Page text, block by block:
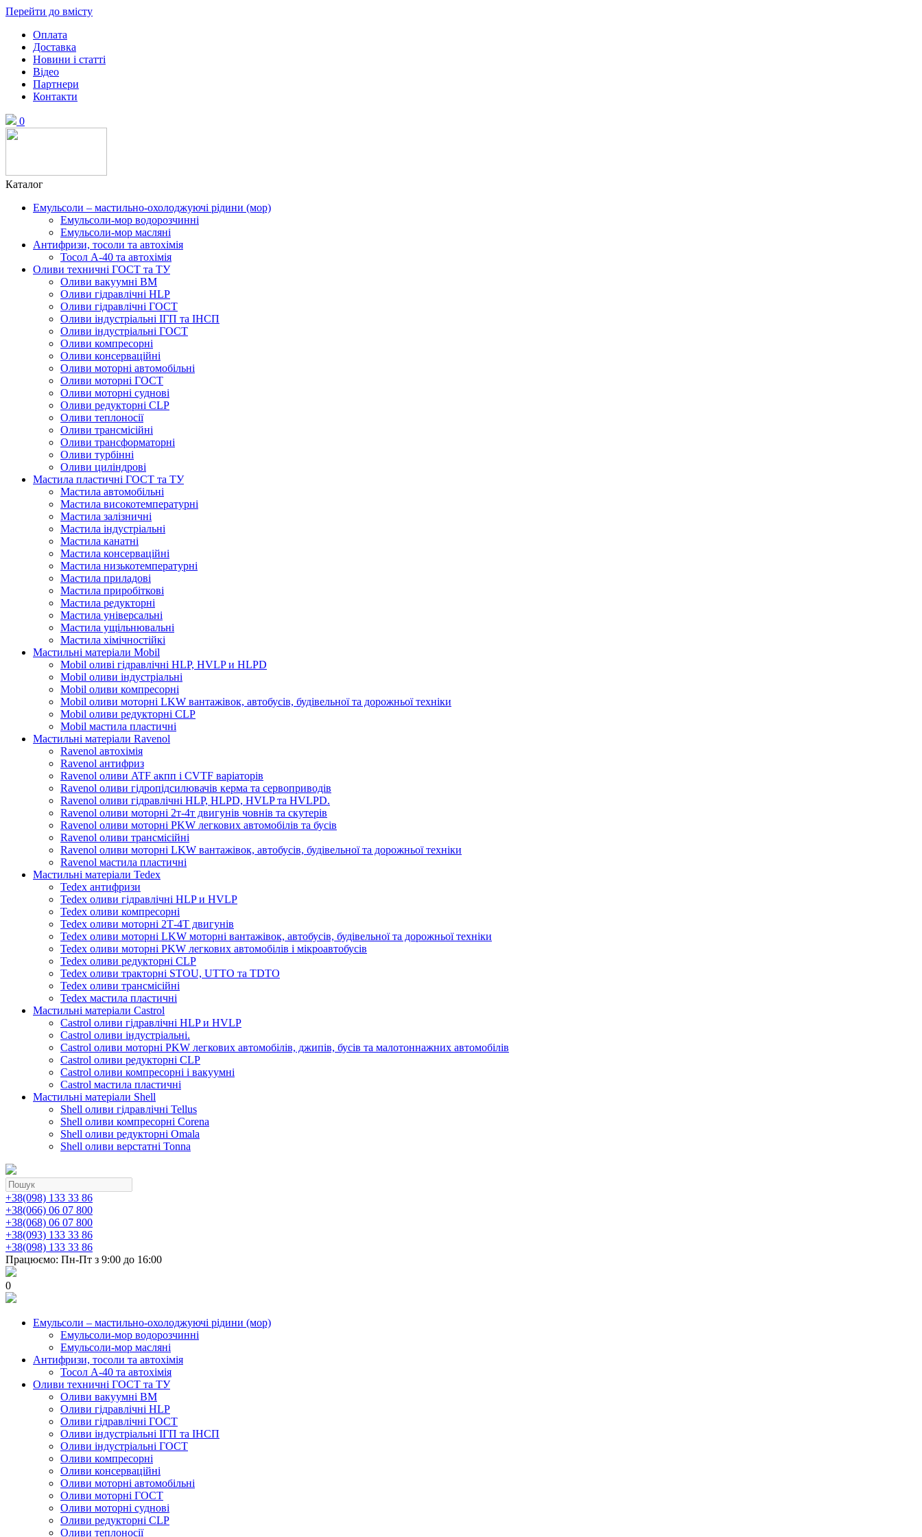
Перейти до вмісту
Оплата
Доставка
Новини і статті
Відео
Партнери
Контакти
0
Каталог
Емульсоли – мастильно-охолоджуючі рідини (мор)
Емульсоли-мор водорозчинні
Емульсоли-мор масляні
Антифризи, тосоли та автохімія
Тосол А-40 та автохімія
Оливи техничні ГОСТ та ТУ
Оливи вакуумні ВМ
Оливи гідравлічні HLP
Оливи гідравлічні ГОСТ
Оливи індустріальні ІГП та ІНСП
Оливи індустріальні ГОСТ
Оливи компресорні
Оливи консерваційні
Оливи моторні автомобільні
Оливи моторні ГОСТ
Оливи моторні суднові
Оливи редукторні CLP
Оливи теплоносії
Оливи трансмісійні
Оливи трансформаторні
Оливи турбінні
Оливи циліндрові
Мастила пластичні ГОСТ та ТУ
Мастила автомобільні
Мастила високотемпературні
Мастила залізничні
Мастила індустріальні
Мастила канатні
Мастила консерваційні
Мастила низькотемпературні
Мастила приладові
Мастила приробіткові
Мастила редукторні
Мастила універсальні
Мастила ущільнювальні
Мастила хімічностійкі
Мастильні матеріали Mobil
Mobil оливі гідравлічні HLP, HVLP и HLPD
Mobil оливи індустріальні
Mobil оливи компресорні
Mobil оливи моторні LKW вантажівок, автобусів, будівельної та дорожньої техніки
Mobil оливи редукторні CLP
Mobil мастила пластичні
Мастильні матеріали Ravenol
Ravenol автохімія
Ravenol антифриз
Ravenol оливи ATF акпп і CVTF варіаторів
Ravenol оливи гідропідсилювачів керма та сервоприводів
Ravenol оливи гідравлічні HLP, HLPD, HVLP та HVLPD.
Ravenol оливи моторні 2т-4т двигунів човнів та скутерів
Ravenol оливи моторні PKW легкових автомобілів та бусів
Ravenol оливи трансмісійні
Ravenol оливи моторні LKW вантажівок, автобусів, будівельної та дорожньої техніки
Ravenol мастила пластичні
Мастильні матеріали Tedex
Tedex антифризи
Tedex оливи гідравлічні HLP и HVLP
Tedex оливи компресорні
Tedex оливи моторні 2Т-4Т двигунів
Tedex оливи моторні LKW моторні вантажівок, автобусів, будівельної та дорожньої техніки
Tedex оливи моторні PKW легкових автомобілів і мікроавтобусів
Tedex оливи редукторні CLP
Tedex оливи тракторні STOU, UTTO та TDTO
Tedex оливи трансмісійні
Tedex мастила пластичні
Мастильні матеріали Castrol
Castrol оливи гідравлічні HLP и HVLP
Castrol оливи індустріальні.
Castrol оливи моторні PKW легкових автомобілів, джипів, бусів та малотоннажних автомобілів
Castrol оливи редукторні CLP
Castrol оливи компресорні і вакуумні
Castrol мастила пластичні
Мастильні матеріали Shell
Shell оливи гідравлічні Tellus
Shell оливи компресорні Corena
Shell оливи редукторні Omala
Shell оливи верстатні Tonna
+38(098) 133 33 86
+38(066) 06 07 800
+38(068) 06 07 800
+38(093) 133 33 86
+38(098) 133 33 86
Працюємо: Пн-Пт з 9:00 до 16:00
0
Емульсоли – мастильно-охолоджуючі рідини (мор)
Емульсоли-мор водорозчинні
Емульсоли-мор масляні
Антифризи, тосоли та автохімія
Тосол А-40 та автохімія
Оливи техничні ГОСТ та ТУ
Оливи вакуумні ВМ
Оливи гідравлічні HLP
Оливи гідравлічні ГОСТ
Оливи індустріальні ІГП та ІНСП
Оливи індустріальні ГОСТ
Оливи компресорні
Оливи консерваційні
Оливи моторні автомобільні
Оливи моторні ГОСТ
Оливи моторні суднові
Оливи редукторні CLP
Оливи теплоносії